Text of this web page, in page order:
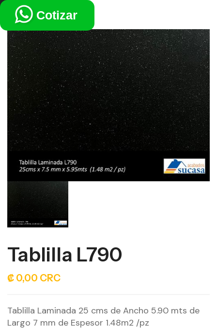
VOLVERCotizar
Tablilla L790
₡ 0,00 CRC
Tablilla Laminada 25 cms de Ancho 5.90 mts de
Largo 7 mm de Espesor 1.48m2 /pz